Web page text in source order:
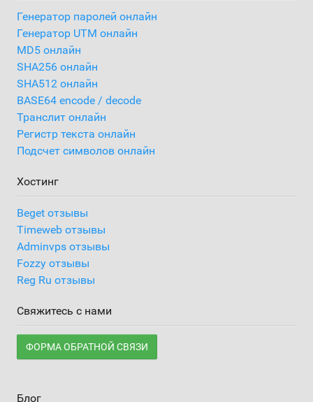
Генератор паролей онлайн
Генератор UTM онлайн
MD5 онлайн
SHA256 онлайн
SHA512 онлайн
BASE64 encode / decode
Транслит онлайн
Регистр текста онлайн
Подсчет символов онлайн
Хостинг
Beget отзывы
Timeweb отзывы
Adminvps отзывы
Fozzy отзывы
Reg Ru отзывы
Свяжитесь с нами
ФОРМА ОБРАТНОЙ СВЯЗИ
Блог